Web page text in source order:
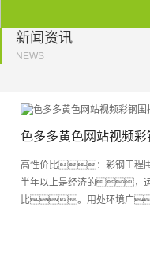
新闻资讯
NEWS
色多多黄色网站视频
高性价比：彩钢工程围
半年以上是经济的，运
比。用处环境广